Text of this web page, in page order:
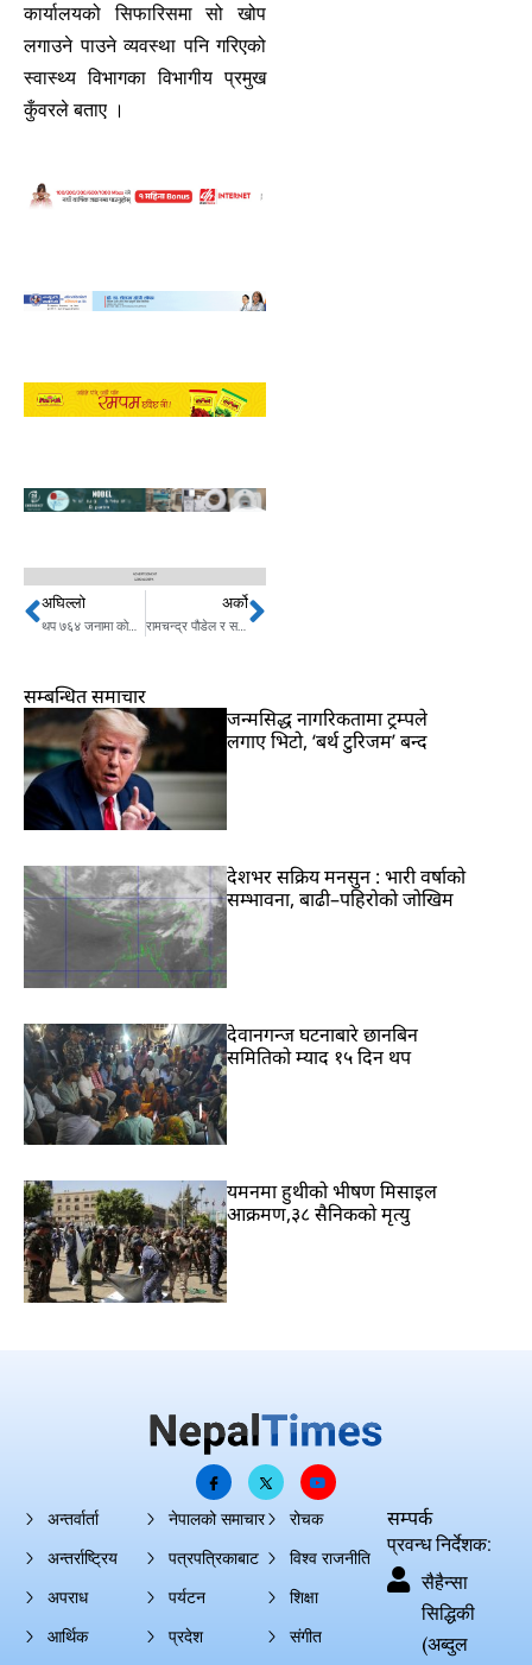
कार्यालयको सिफारिसमा सो खोप
लगाउने पाउने व्यवस्था पनि गरिएको
स्वास्थ्य विभागका विभागीय प्रमुख
कुँवरले बताए ।
Prev
अघिल्लो
थप ७६४ जनामा कोरोना संक्रमण पुष्टि , १० जनाको मृत्‍यु
अर्को
रामचन्द्र पौडेल र सशांक कोइरालाको साथ छोडेको सुजाताको घोषणा Next
सम्बन्धित समाचार
जन्मसिद्ध नागरिकतामा ट्रम्पले
लगाए भिटो, ‘बर्थ टुरिजम’ बन्द
देशभर सक्रिय मनसुन : भारी वर्षाको
सम्भावना, बाढी–पहिरोको जोखिम
देवानगन्ज घटनाबारे छानबिन
समितिको म्याद १५ दिन थप
यमनमा हुथीको भीषण मिसाइल
आक्रमण,३८ सैनिकको मृत्यु
अन्तर्वार्ता
अन्तर्राष्ट्रिय
अपराध
आर्थिक
नेपालको समाचार
पत्रपत्रिकाबाट
पर्यटन
प्रदेश
रोचक
विश्व राजनीति
शिक्षा
संगीत
सम्पर्क
प्रवन्ध निर्देशक:
सैहैन्सा
सिद्धिकी
(अब्दुल